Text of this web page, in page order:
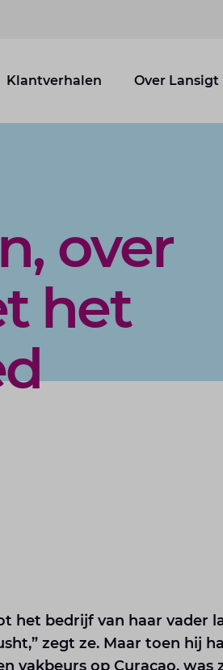
Klantverhalen Over Lansigt
over
het
het bedrijf van haar vader
zegt ze. Maar toen hij
vakbeurs op Curaçao, was